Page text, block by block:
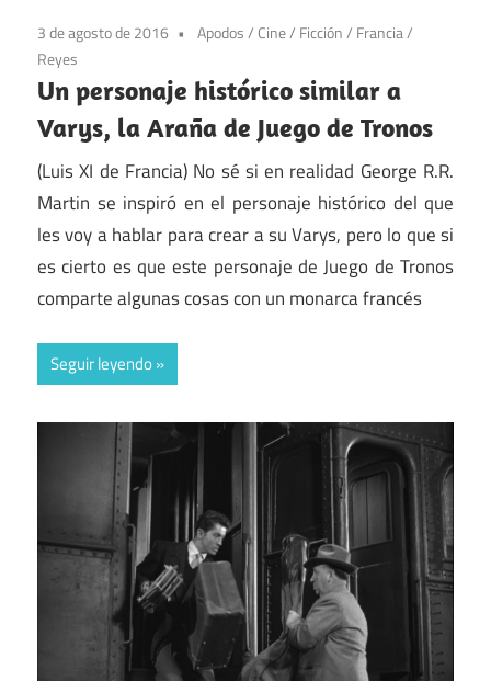
3 de agosto de 2016 Apodos/ Cine/ Ficción/ Francia/
Reyes
Un personaje histórico similar a
Varys, la Araña de Juego de Tronos
(Luis XI de Francia) No sé si en realidad George R.R.
Martin se inspiró en el personaje histórico del que
les voy a hablar para crear a su Varys, pero lo que si
es cierto es que este personaje de Juego de Tronos
comparte algunas cosas con un monarca francés
Seguir leyendo